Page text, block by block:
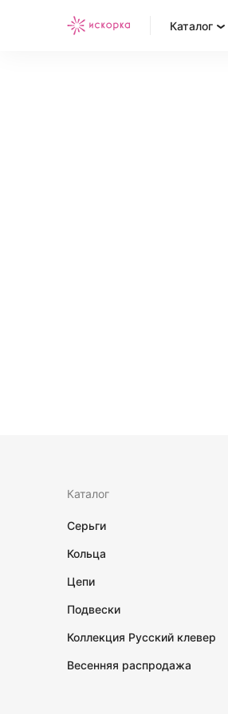
Каталог
Каталог
Серьги
Кольца
Цепи
Подвески
Коллекция Русский клевер
Весенняя распродажа